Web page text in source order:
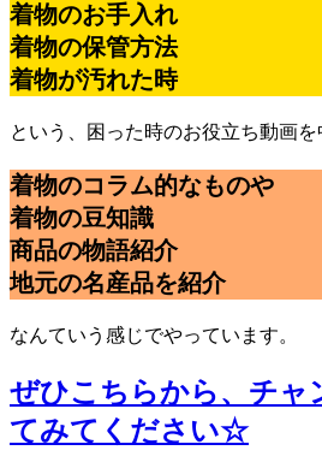
着物のお手入れ
着物の保管方法
着物が汚れた時
という、困った時のお役立ち動画を
着物のコラム的なものや
着物の豆知識
商品の物語紹介
地元の名産品を紹介
なんていう感じでやっています。
ぜひこちらから、チャ
てみてください☆